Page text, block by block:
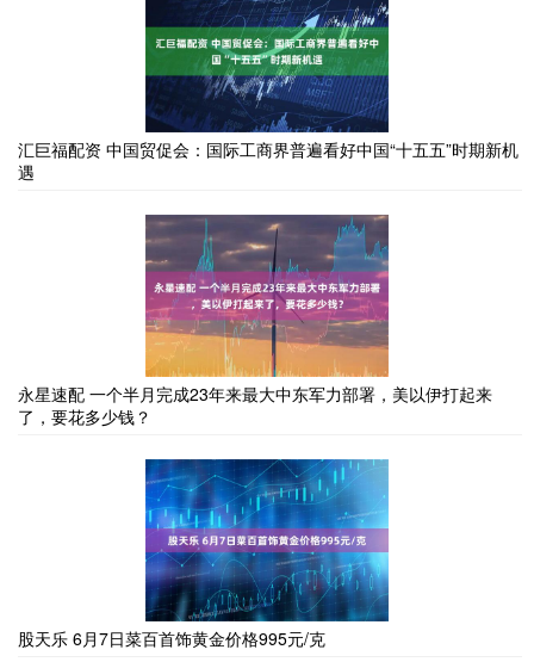
汇巨福配资 中国贸促会：国际工商界普遍看好中国“十五五”时期新机
遇
永星速配 一个半月完成23年来最大中东军力部署，美以伊打起来
了，要花多少钱？
股天乐 6月7日菜百首饰黄金价格995元/克